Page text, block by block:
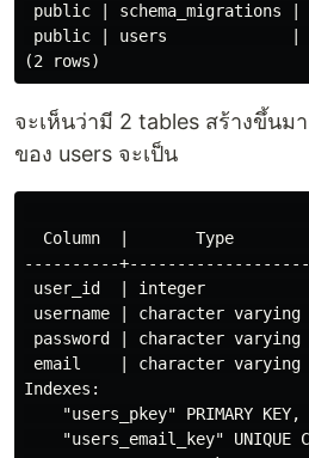
public | schema_migrations
public | users             |
จะเห็นว่ามี 2 tables สร้างขึ้นม
ของ users จะเป็น
Column  |       Type
----------
user_id  | integer
username | character
password | character
email    | character
Indexes:
"users_pkey" PRIMARY KEY,
"users_email_key" UNIQUE